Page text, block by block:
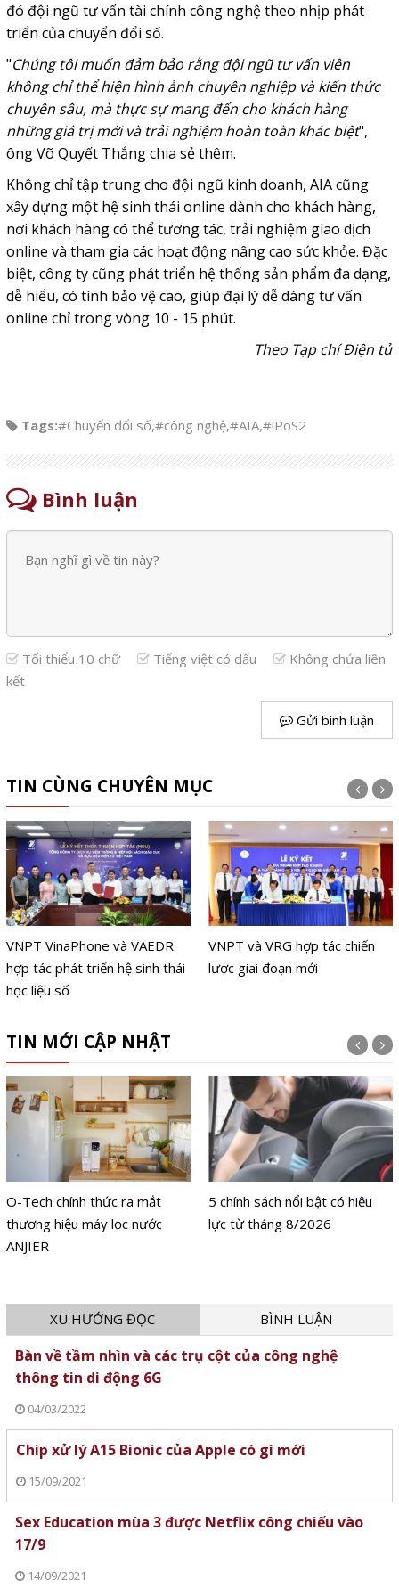
đó đội ngũ tư vấn tài chính công nghệ theo nhịp phát
triển của chuyển đổi số.
"Chúng tôi muốn đảm bảo rằng đội ngũ tư vấn viên
không chỉ thể hiện hình ảnh chuyên nghiệp và kiến thức
chuyên sâu, mà thực sự mang đến cho khách hàng
những giá trị mới và trải nghiệm hoàn toàn khác biệt",
ông Võ Quyết Thắng chia sẻ thêm.
Không chỉ tập trung cho đội ngũ kinh doanh, AIA cũng
xây dựng một hệ sinh thái online dành cho khách hàng,
nơi khách hàng có thể tương tác, trải nghiệm giao dịch
online và tham gia các hoạt động nâng cao sức khỏe. Đặc
biệt, công ty cũng phát triển hệ thống sản phẩm đa dạng,
dễ hiểu, có tính bảo vệ cao, giúp đại lý dễ dàng tư vấn
online chỉ trong vòng 10 - 15 phút.
Theo Tạp chí Điện tử
Tags:#Chuyển đổi số,#công nghệ,#AIA,#iPoS2
Bình luận
Tối thiểu 10 chữ Tiếng việt có dấu
Không chứa liên
kết
Gửi bình luận
TIN CÙNG CHUYÊN MỤC
VNPT VinaPhone và VAEDR
hợp tác phát triển hệ sinh thái
học liệu số
VNPT và VRG hợp tác chiến
lược giai đoạn mới
TIN MỚI CẬP NHẬT
O-Tech chính thức ra mắt
thương hiệu máy lọc nước
ANJIER
5 chính sách nổi bật có hiệu
lực từ tháng 8/2026
XU HƯỚNG ĐỌC BÌNH LUẬN
Bàn về tầm nhìn và các trụ cột của công nghệ
thông tin di động 6G
04/03/2022
Chip xử lý A15 Bionic của Apple có gì mới
15/09/2021
Sex Education mùa 3 được Netflix công chiếu vào
17/9
14/09/2021